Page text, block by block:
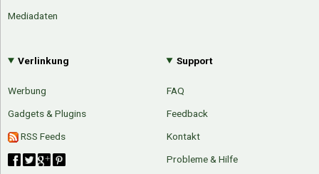
Mediadaten
Verlinkung
Werbung
Gadgets & Plugins
RSS Feeds
Support
FAQ
Feedback
Kontakt
Probleme & Hilfe